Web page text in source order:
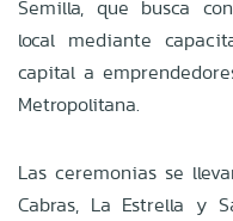
Semilla, que busca
local mediante
capital a
Metropolitana.
Las ceremonias se
Cabras, La Estrella y